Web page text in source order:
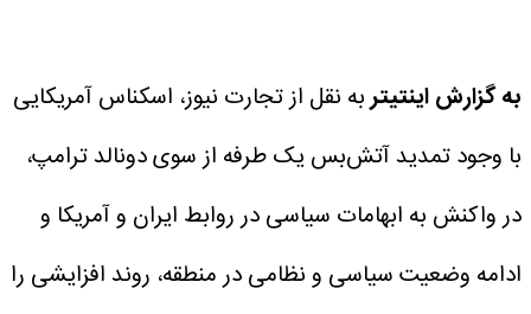
به گزارش اینتیتربه نقل از تجارت نیوز، اسکناس آمریکایی
با وجود تمدید آتش‌بس یک طرفه از سوی دونالد ترامپ،
در واکنش به ابهامات سیاسی در روابط ایران و آمریکا و
ادامه وضعیت سیاسی و نظامی در منطقه، روند افزایشی را